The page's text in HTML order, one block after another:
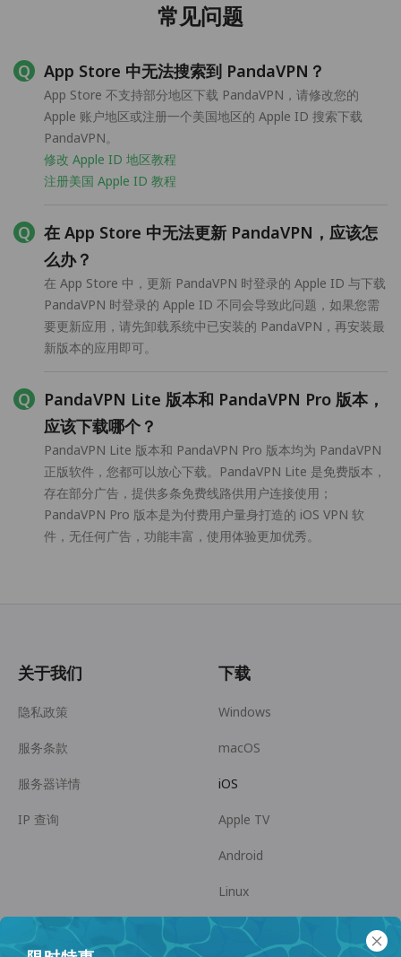
常见问题
App Store 中无法搜索到 PandaVPN？
App Store 不支持部分地区下载 PandaVPN，请修改您的
Apple 账户地区或注册一个美国地区的 Apple ID 搜索下载
PandaVPN。
修改 Apple ID 地区教程
注册美国 Apple ID 教程
在 App Store 中无法更新 PandaVPN，应该怎
么办？
在 App Store 中，更新 PandaVPN 时登录的 Apple ID 与下载
PandaVPN 时登录的 Apple ID 不同会导致此问题，如果您需
要更新应用，请先卸载系统中已安装的 PandaVPN，再安装最
新版本的应用即可。
PandaVPN Lite 版本和 PandaVPN Pro 版本，
应该下载哪个？
PandaVPN Lite 版本和 PandaVPN Pro 版本均为 PandaVPN
正版软件，您都可以放心下载。PandaVPN Lite 是免费版本，
存在部分广告，提供多条免费线路供用户连接使用；
PandaVPN Pro 版本是为付费用户量身打造的 iOS VPN 软
件，无任何广告，功能丰富，使用体验更加优秀。
关于我们
隐私政策
服务条款
服务器详情
IP 查询
下载
Windows
macOS
iOS
Apple TV
Android
Linux
Android TV